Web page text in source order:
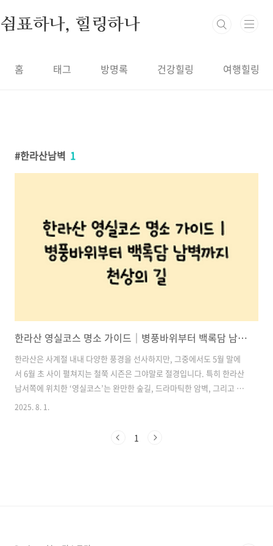
쉼표하나, 힐링하나
홈 태그 방명록 건강힐링 여행힐링
한라산남벽 1
한라산 영실코스 명소 가이드｜병풍바위부터 백록담 남벽까지 천상의 길
한라산은 사계절 내내 다양한 풍경을 선사하지만, 그중에서도 5월 말에
서 6월 초 사이 펼쳐지는 철쭉 시즌은 그야말로 절경입니다. 특히 한라산
남서쪽에 위치한 ‘영실코스’는 완만한 숲길, 드라마틱한 암벽, 그리고 탁
트인 고원 능선을 따라 백록담 남벽까지 이어지는 특별한 트레킹 코스로
드라마틱하다고 평가받는 ‘영실코스’에 대해 구간별 난이도, 주요 절경
2025. 8. 1.
1